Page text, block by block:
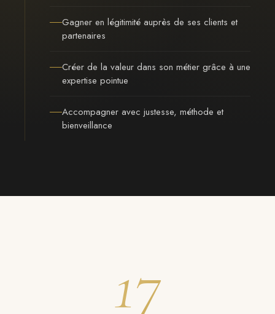
Gagner en légitimité auprès de ses clients et
partenaires
Créer de la valeur dans son métier grâce à une
expertise pointue
Accompagner avec justesse, méthode et
bienveillance
17